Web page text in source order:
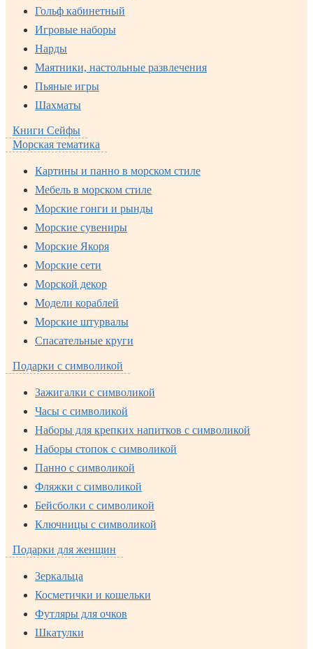
Гольф кабинетный
Игровые наборы
Нарды
Маятники, настольные развлечения
Пьяные игры
Шахматы
Книги Сейфы
Морская тематика
Картины и панно в морском стиле
Мебель в морском стиле
Морские гонги и рынды
Морские сувениры
Морские Якоря
Морские сети
Морской декор
Модели кораблей
Морские штурвалы
Спасательные круги
Подарки с символикой
Зажигалки с символикой
Часы с символикой
Наборы для крепких напитков с символикой
Наборы стопок с символикой
Панно с символикой
Фляжки с символикой
Бейсболки с символикой
Ключницы с символикой
Подарки для женщин
Зеркальца
Косметички и кошельки
Футляры для очков
Шкатулки